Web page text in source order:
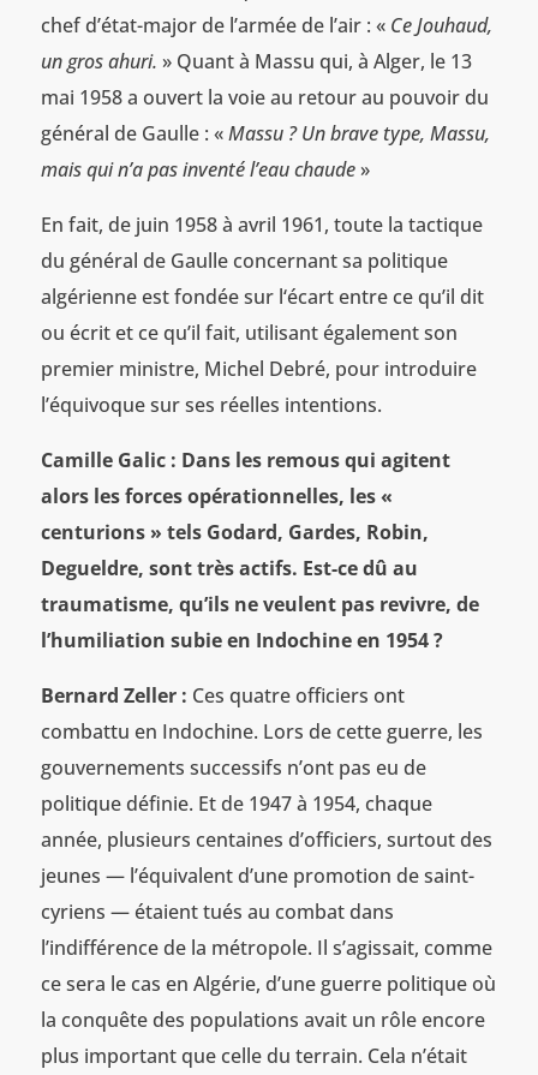
chef d’état-major de l’armée de l’air : «Ce Jouhaud,
un gros ahuri. » Quant à Massu qui, à Alger, le 13
mai 1958 a ouvert la voie au retour au pouvoir du
général de Gaulle : «Massu ? Un brave type, Massu,
mais qui n’a pas inventé l’eau chaude»
En fait, de juin 1958 à avril 1961, toute la tactique
du général de Gaulle concernant sa politique
algérienne est fondée sur l‘écart entre ce qu’il dit
ou écrit et ce qu’il fait, utilisant également son
premier ministre, Michel Debré, pour introduire
l’équivoque sur ses réelles intentions.
Camille Galic : Dans les remous qui agitent
alors les forces opérationnelles, les «
centurions » tels Godard, Gardes, Robin,
Degueldre, sont très actifs. Est-ce dû au
traumatisme, qu’ils ne veulent pas revivre, de
l’humiliation subie en Indochine en 1954 ?
Bernard Zeller : Ces quatre officiers ont
combattu en Indochine. Lors de cette guerre, les
gouvernements successifs n’ont pas eu de
politique définie. Et de 1947 à 1954, chaque
année, plusieurs centaines d’officiers, surtout des
jeunes — l’équivalent d’une promotion de saint-
cyriens — étaient tués au combat dans
l’indifférence de la métropole. Il s’agissait, comme
ce sera le cas en Algérie, d’une guerre politique où
la conquête des populations avait un rôle encore
plus important que celle du terrain. Cela n’était